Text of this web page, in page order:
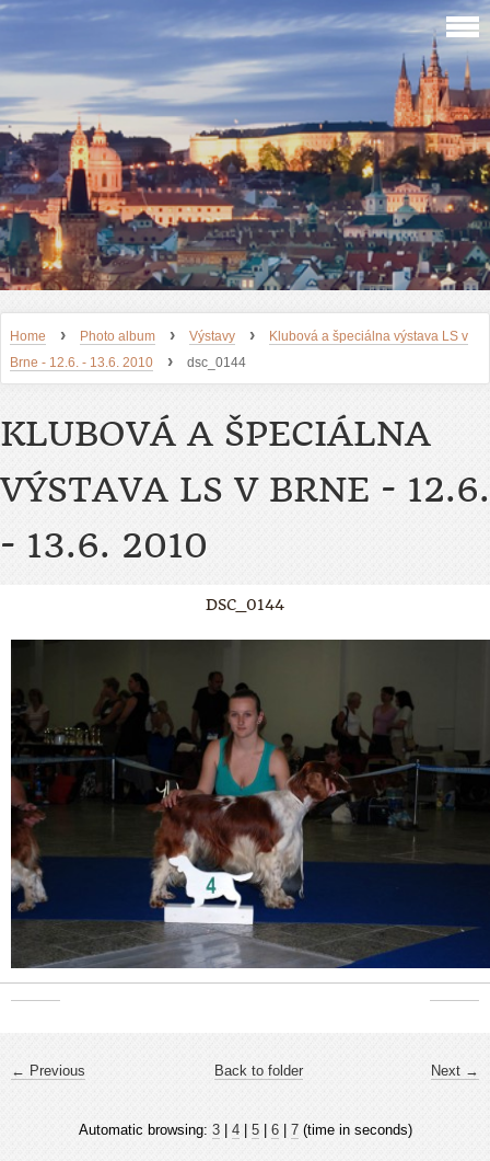
Home › Photo album › Výstavy ›
Klubová a špeciálna výstava LS v
Brne - 12.6. - 13.6. 2010
› dsc_0144
KLUBOVÁ A ŠPECIÁLNA
VÝSTAVA LS V BRNE - 12.6.
- 13.6. 2010
DSC_0144
← Previous Next →
Back to folder
Automatic browsing: 3| 4| 5| 6| 7(time in seconds)